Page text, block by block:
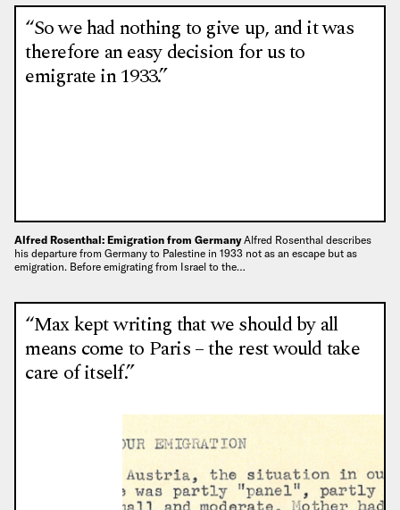
“So we had nothing to give up, and it was
therefore an easy decision for us to
emigrate in 1933.”
Alfred Rosenthal: Emigration from GermanyAlfred Rosenthal describes
his departure from Germany to Palestine in 1933 not as an escape but as
emigration. Before emigrating from Israel to the…
“Max kept writing that we should by all
means come to Paris – the rest would take
care of itself.”